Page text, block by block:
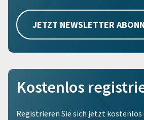
JETZT NEWSLETTER
Kostenlos
Registrieren Sie sich jetzt